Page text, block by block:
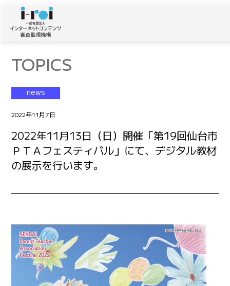
TOPICS
news
2022年11月7日
2022年11月13日（日）開催「第19回仙台市
ＰＴＡフェスティバル」にて、デジタル教材
の展示を行います。